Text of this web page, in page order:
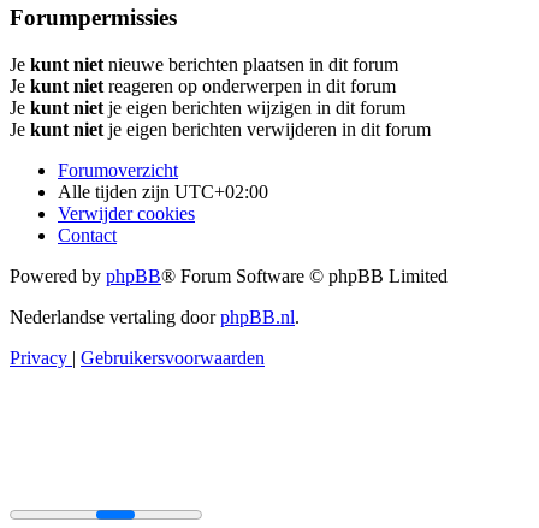
Forumpermissies
Je kunt niet nieuwe berichten plaatsen in dit forum
Je kunt niet reageren op onderwerpen in dit forum
Je kunt niet je eigen berichten wijzigen in dit forum
Je kunt niet je eigen berichten verwijderen in dit forum
Forumoverzicht
Alle tijden zijn UTC+02:00
Verwijder cookies
Contact
Powered by phpBB® Forum Software © phpBB Limited
Nederlandse vertaling doorphpBB.nl.
Privacy | Gebruikersvoorwaarden